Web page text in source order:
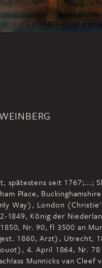
spätestens seit 1767;...;
Place,
Way), London
1849, König der
Nr. 90, fl 3500 an
1860, Arzt), Utrecht,
4. April 1864, Nr. 78
Munnicks van Cleef